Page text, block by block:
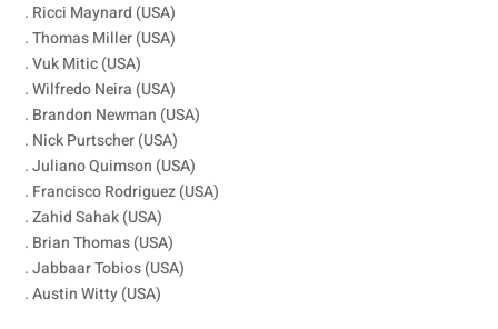
. Ricci Maynard (USA)
. Thomas Miller (USA)
. Vuk Mitic (USA)
. Wilfredo Neira (USA)
. Brandon Newman (USA)
. Nick Purtscher (USA)
. Juliano Quimson (USA)
. Francisco Rodriguez (USA)
. Zahid Sahak (USA)
. Brian Thomas (USA)
. Jabbaar Tobios (USA)
. Austin Witty (USA)